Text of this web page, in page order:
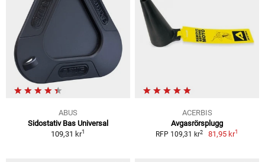
ABUS
Sidostativ Bas Universal
109,31 kr1
ACERBIS
Avgasrörsplugg
RFP 109,31 kr2 81,95 kr1